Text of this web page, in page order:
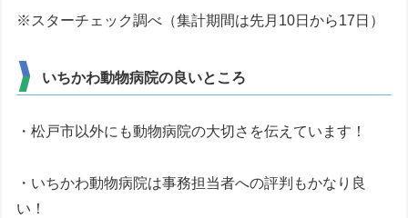
※スターチェック調べ（集計期間は先月10日から17日）
いちかわ動物病院の良いところ
・松戸市以外にも動物病院の大切さを伝えています！
・いちかわ動物病院は事務担当者への評判もかなり良
い！